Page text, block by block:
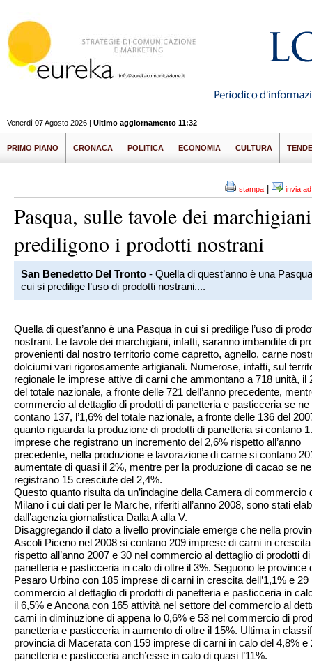
Venerdì 07 Agosto 2026 | Ultimo aggiornamento 11:32
PRIMO PIANO CRONACA POLITICA ECONOMIA CULTURA
stampa invia
Pasqua, sulle tavole dei
prediligono i prodotti nostrani
San Benedetto Del Tronto - Quella di quest’anno è una
cui si predilige l’uso di prodotti nostrani....
Quella di quest’anno è una Pasqua in cui si predilige l’uso di
nostrani. Le tavole dei marchigiani, infatti, saranno imbandite di
provenienti dal nostro territorio come capretto, agnello, carne
dolciumi vari rigorosamente artigianali. Numerose, infatti, sul
regionale le imprese attive di carni che ammontano a 718 unità, il
del totale nazionale, a fronte delle 721 dell’anno precedente,
commercio al dettaglio di prodotti di panetteria e pasticceria se ne
contano 137, l’1,6% del totale nazionale, a fronte delle 136 del
quanto riguarda la produzione di prodotti di panetteria si contano
imprese che registrano un incremento del 2,6% rispetto all’anno
precedente, nella produzione e lavorazione di carne si contano
aumentate di quasi il 2%, mentre per la produzione di cacao se ne
registrano 15 cresciute del 2,4%.
Questo quanto risulta da un’indagine della Camera di commercio
Milano i cui dati per le Marche, riferiti all’anno 2008, sono stati
dall’agenzia giornalistica Dalla A alla V.
Disaggregando il dato a livello provinciale emerge che nella
Ascoli Piceno nel 2008 si contano 209 imprese di carni in
rispetto all’anno 2007 e 30 nel commercio al dettaglio di prodotti di
panetteria e pasticceria in calo di oltre il 3%. Seguono le province
Pesaro Urbino con 185 imprese di carni in crescita dell’1,1% e 29
commercio al dettaglio di prodotti di panetteria e pasticceria in
il 6,5% e Ancona con 165 attività nel settore del commercio al
carni in diminuzione di appena lo 0,6% e 53 nel commercio di
panetteria e pasticceria in aumento di oltre il 15%. Ultima in
provincia di Macerata con 159 imprese di carni in calo del 4,8% e
panetteria e pasticceria anch’esse in calo di quasi l’11%.